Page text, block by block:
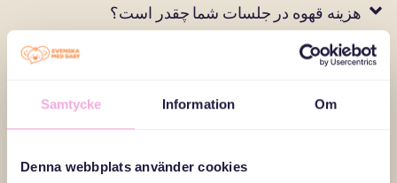
Samtycke Information Om
Denna webbplats använder cookies
هزینه قهوه در جلسات شما چقدر است؟
آیا باید در منطقه ای زندگی کنم که قرار است از جلسه